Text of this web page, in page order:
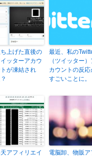
上げた直後の
ッターアカウ
が凍結され
最近、私の
（ツイッター）
カウントの反応
すごいことに。
アフィリエイ
電脳卸、物販ア